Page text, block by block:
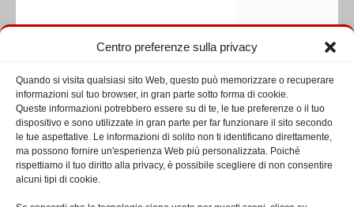
Centro preferenze sulla privacy
Quando si visita qualsiasi sito Web, questo può memorizzare o recuperare
informazioni sul tuo browser, in gran parte sotto forma di cookie.
Queste informazioni potrebbero essere su di te, le tue preferenze o il tuo
dispositivo e sono utilizzate in gran parte per far funzionare il sito secondo
le tue aspettative. Le informazioni di solito non ti identificano direttamente,
ma possono fornire un'esperienza Web più personalizzata. Poiché
rispettiamo il tuo diritto alla privacy, è possibile scegliere di non consentire
alcuni tipi di cookie.